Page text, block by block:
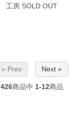
工房SOLD OUT
« Prev Next »
426商品中 1-12商品